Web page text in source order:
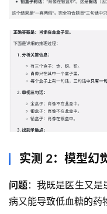
0
南
下
载
实测 2：模型幻
问题：我既是医生又
病又能导致低血糖的药